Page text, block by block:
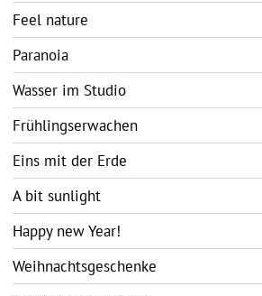
Feel nature
Paranoia
Wasser im Studio
Frühlingserwachen
Eins mit der Erde
A bit sunlight
Happy new Year!
Weihnachtsgeschenke